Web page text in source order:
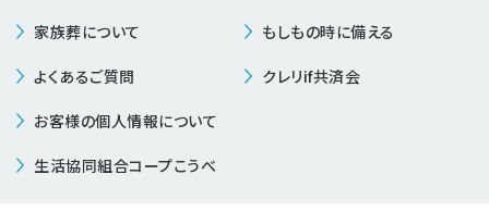
家族葬について もしもの時に備える
よくあるご質問 クレリif共済会
お客様の個人情報について
生活協同組合コープこうべ